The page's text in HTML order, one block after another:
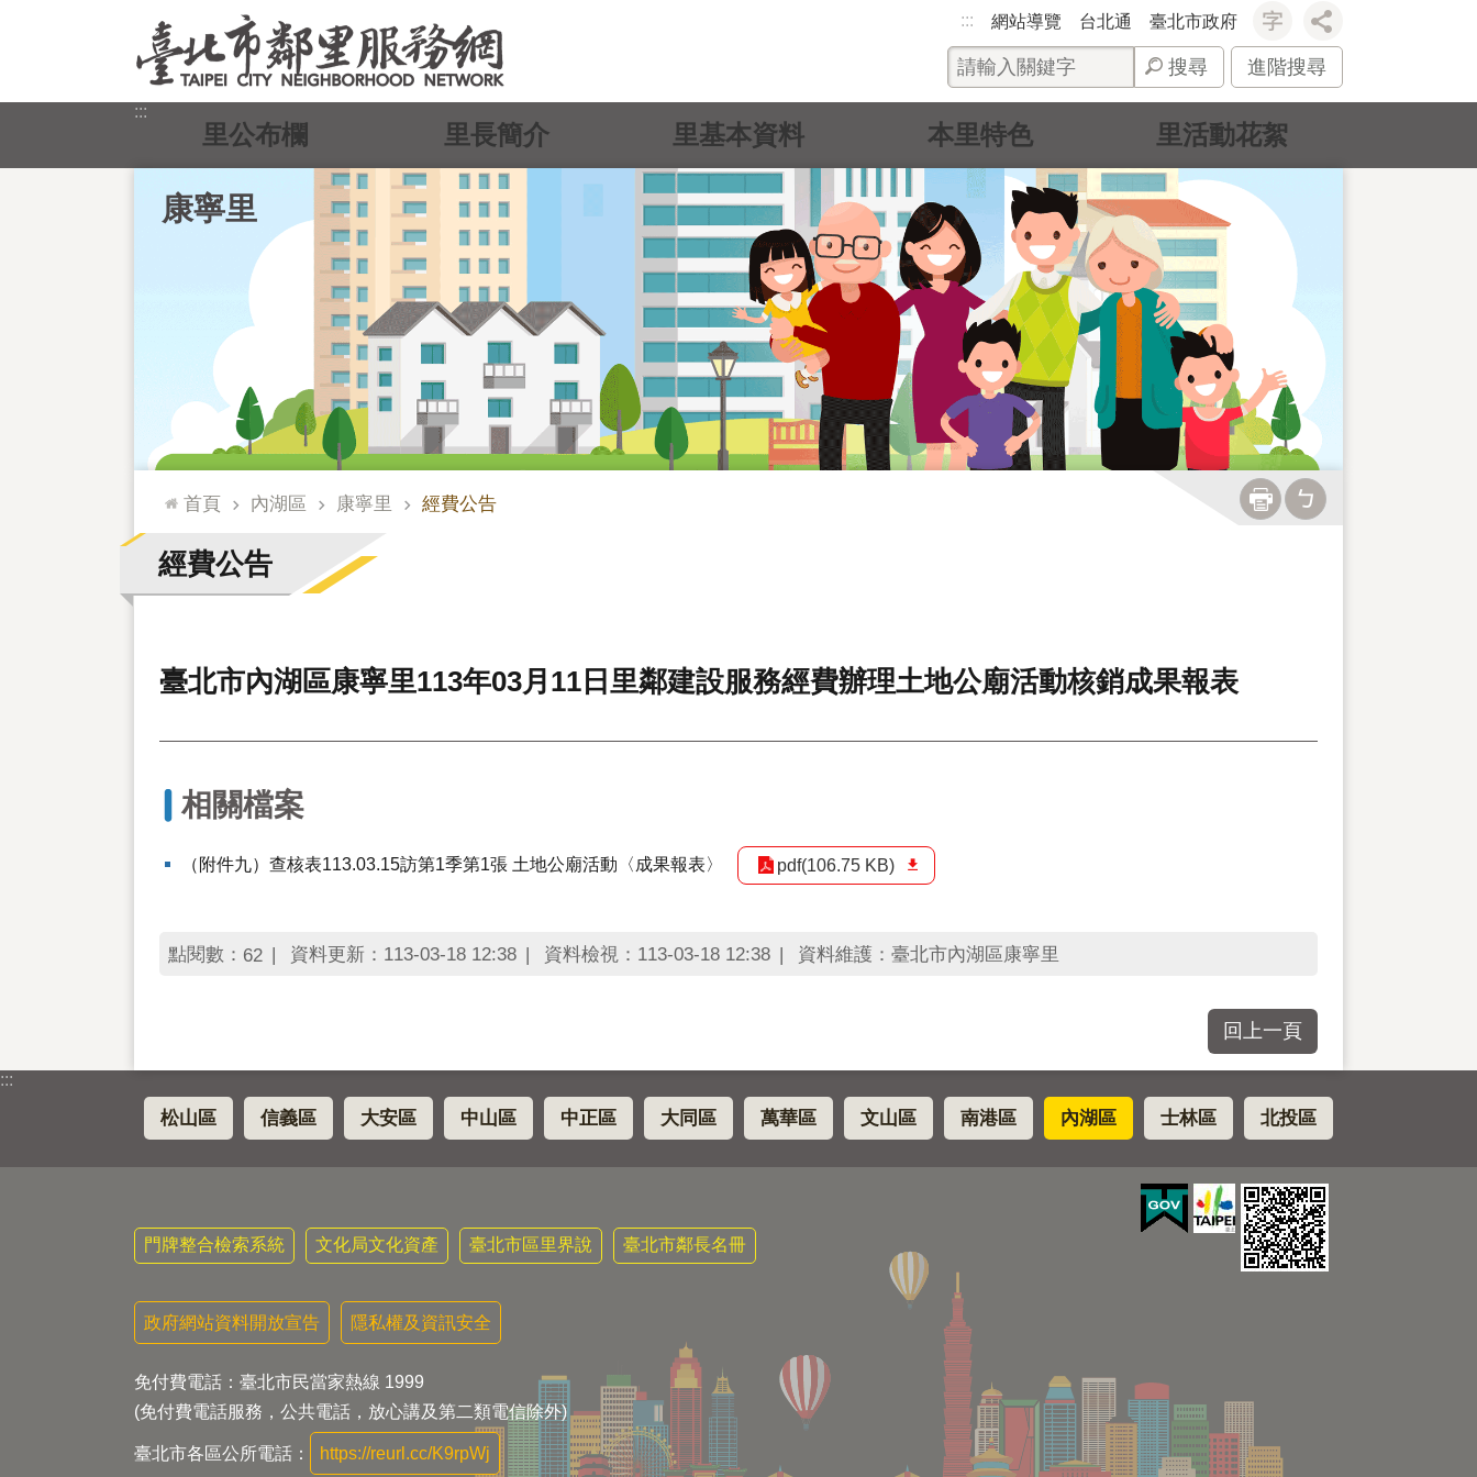
::: 網站導覽 台北通 臺北市政府
搜尋 進階搜尋
:::
康寧里
里公布欄 里長簡介 里基本資料 本里特色 里活動花絮
::: 首頁 內湖區 康寧里 經費公告
經費公告
臺北市內湖區康寧里113年03月11日里鄰建設服務經費辦理土地公廟活動核銷成果報表
相關檔案
（附件九）查核表113.03.15訪第1季第1張 土地公廟活動〈成果報表〉 pdf(106.75 KB)
點閱數： 62 資料更新：113-03-18 12:38 資料檢視：113-03-18 12:38 資料維護：臺北市內湖區康寧里
回上一頁
:::
松山區 信義區 大安區 中山區 中正區 大同區 萬華區 文山區 南港區 內湖區 士林區 北投區
門牌整合檢索系統 文化局文化資產 臺北市區里界說 臺北市鄰長名冊
政府網站資料開放宣告 隱私權及資訊安全
免付費電話：臺北市民當家熱線 1999
(免付費電話服務，公共電話，放心講及第二類電信除外)
臺北市各區公所電話： https://reurl.cc/K9rpWj